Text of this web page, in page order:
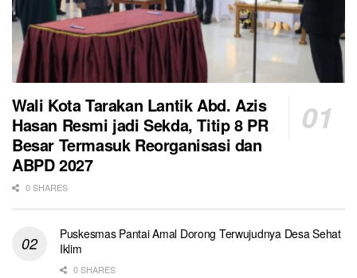
Wali Kota Tarakan Lantik Abd. Azis
Hasan Resmi jadi Sekda, Titip 8 PR
Besar Termasuk Reorganisasi dan
ABPD 2027
0 SHARES
Puskesmas Pantai Amal Dorong Terwujudnya Desa Sehat
Iklim
0 SHARES